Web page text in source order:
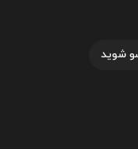
شوید